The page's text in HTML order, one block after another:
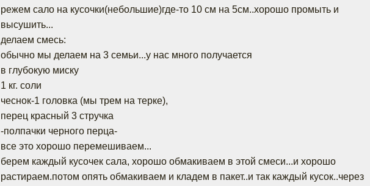
режем сало на кусочки(небольшие)где-то 10 см на 5см..хорошо промыть и
высушить...
делаем смесь:
обычно мы делаем на 3 семьи...у нас много получается
в глубокую миску
1 кг. соли
чеснок-1 головка (мы трем на терке),
перец красный 3 стручка
-полпачки черного перца-
все это хорошо перемешиваем...
берем каждый кусочек сала, хорошо обмакиваем в этой смеси...и хорошо
растираем.потом опять обмакиваем и кладем в пакет..и так каждый кусок..через